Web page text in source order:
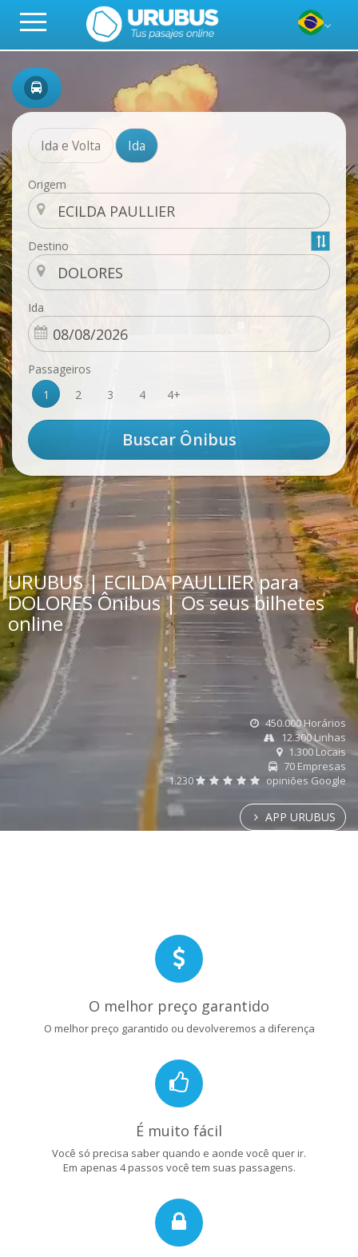
Ida e Volta Ida
Origem
Destino
Ida
Passageiros
1
2 3 4 4+
URUBUS | ECILDA PAULLIER para
DOLORES Ônibus | Os seus bilhetes
online
450.000 Horários
12.300 Linhas
1.300 Locais
70 Empresas
1.230
opiniões Google
APP URUBUS
O melhor preço garantido
O melhor preço garantido ou devolveremos a diferença
É muito fácil
Você só precisa saber quando e aonde você quer ir.
Em apenas 4 passos você tem suas passagens.